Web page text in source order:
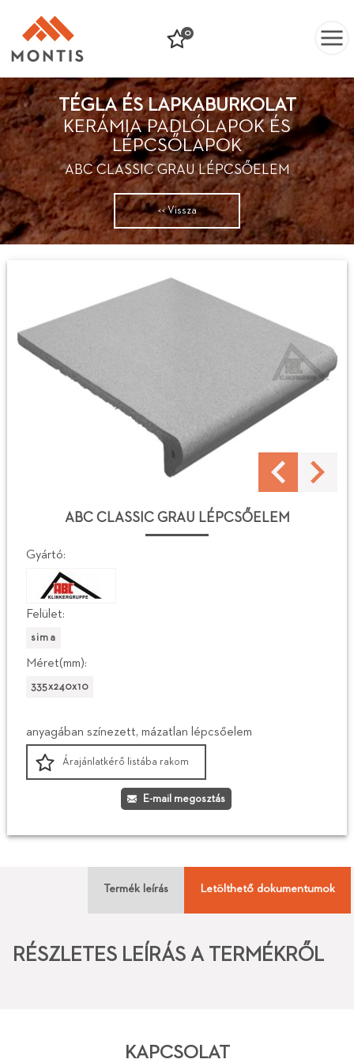
0
TÉGLA ÉS LAPKABURKOLAT
KERÁMIA PADLÓLAPOK ÉS
LÉPCSŐLAPOK
ABC CLASSIC GRAU LÉPCSŐELEM
<< Vissza
ABC CLASSIC GRAU LÉPCSŐELEM
Gyártó:
Felület:
sima
Méret(mm):
335x240x10
anyagában színezett, mázatlan lépcsőelem
Árajánlatkérő listába rakom
E-mail megosztás
Termék leírás Letölthető dokumentumok
RÉSZLETES LEÍRÁS A TERMÉKRŐL
KAPCSOLAT